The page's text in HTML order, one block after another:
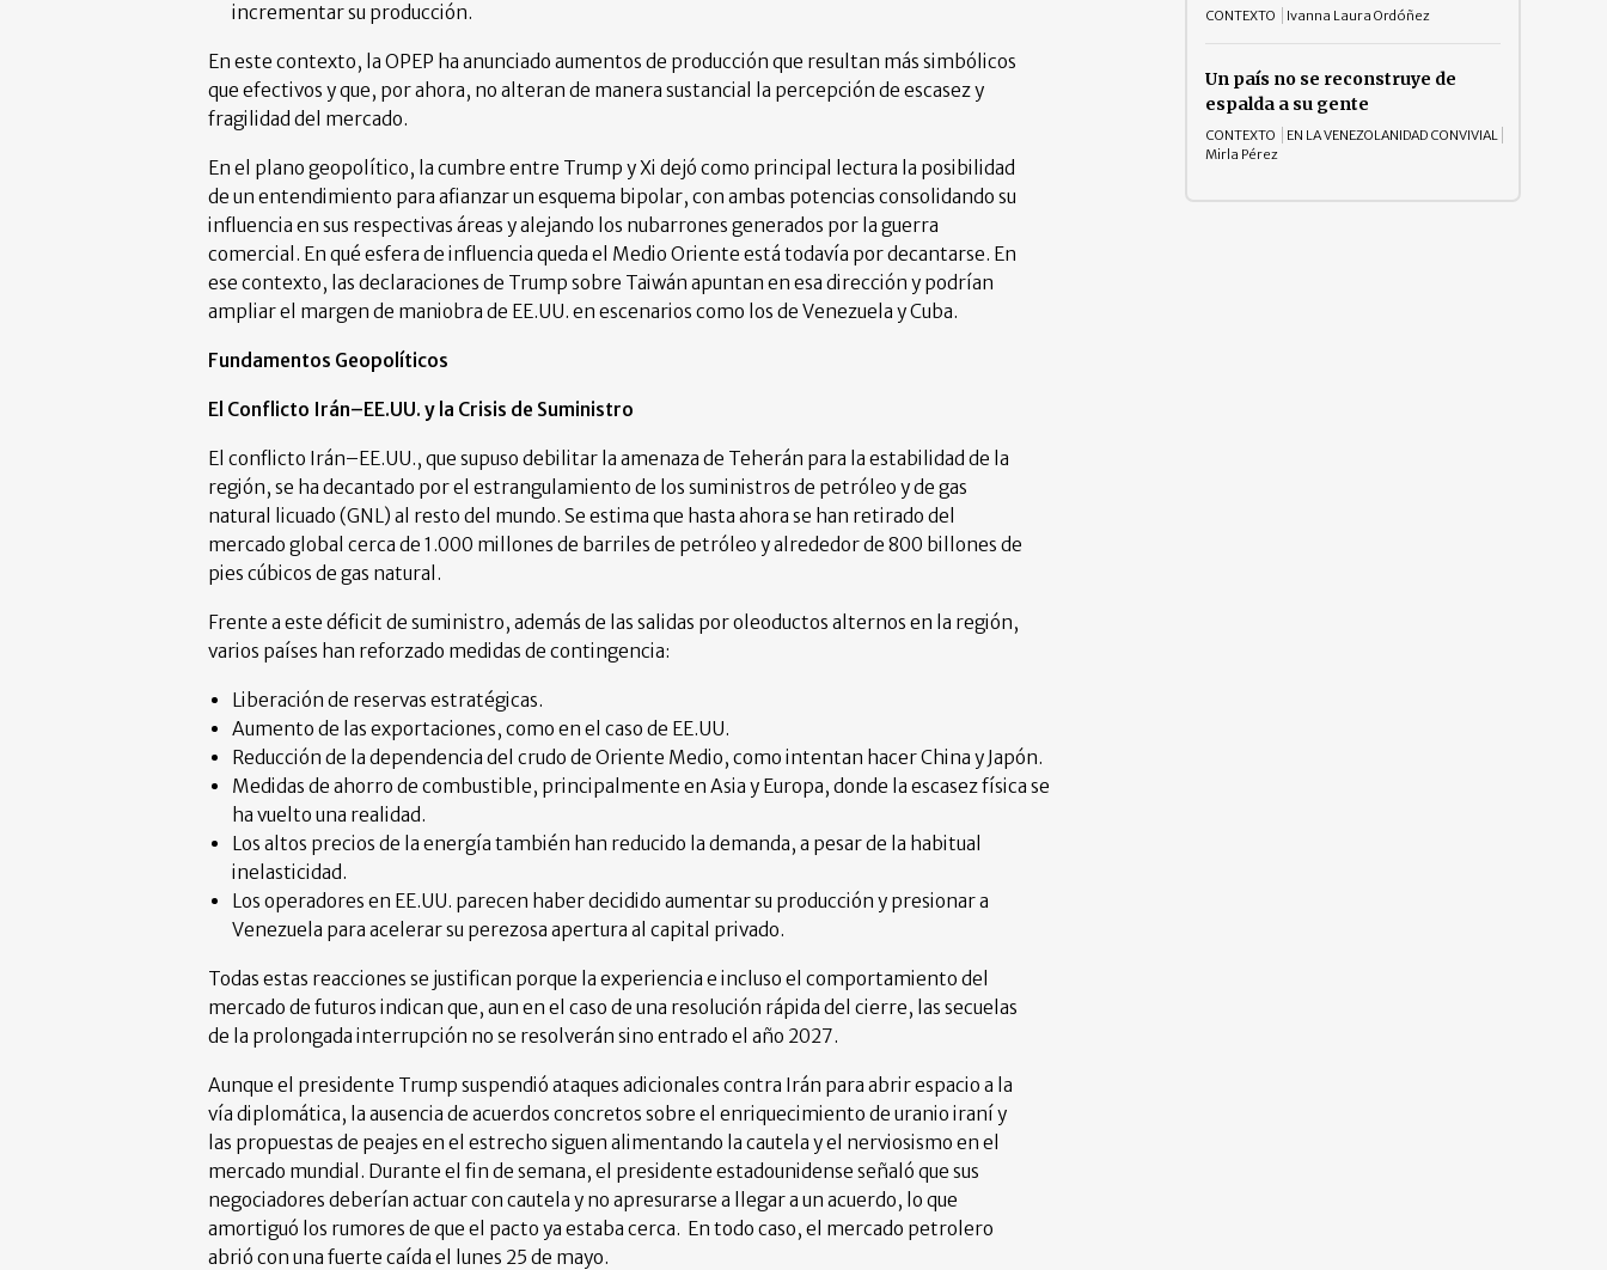
incrementar su producción.
En este contexto, la OPEP ha anunciado aumentos de producción que resultan más simbólicos
que efectivos y que, por ahora, no alteran de manera sustancial la percepción de escasez y
fragilidad del mercado.
En el plano geopolítico, la cumbre entre Trump y Xi dejó como principal lectura la posibilidad
de un entendimiento para afianzar un esquema bipolar, con ambas potencias consolidando su
influencia en sus respectivas áreas y alejando los nubarrones generados por la guerra
comercial. En qué esfera de influencia queda el Medio Oriente está todavía por decantarse. En
ese contexto, las declaraciones de Trump sobre Taiwán apuntan en esa dirección y podrían
ampliar el margen de maniobra de EE.UU. en escenarios como los de Venezuela y Cuba.
Fundamentos Geopolíticos
El Conflicto Irán–EE.UU. y la Crisis de Suministro
El conflicto Irán–EE.UU., que supuso debilitar la amenaza de Teherán para la estabilidad de la
región, se ha decantado por el estrangulamiento de los suministros de petróleo y de gas
natural licuado (GNL) al resto del mundo. Se estima que hasta ahora se han retirado del
mercado global cerca de 1.000 millones de barriles de petróleo y alrededor de 800 billones de
pies cúbicos de gas natural.
Frente a este déficit de suministro, además de las salidas por oleoductos alternos en la región,
varios países han reforzado medidas de contingencia:
Liberación de reservas estratégicas.
Aumento de las exportaciones, como en el caso de EE.UU.
Reducción de la dependencia del crudo de Oriente Medio, como intentan hacer China y Japón.
Medidas de ahorro de combustible, principalmente en Asia y Europa, donde la escasez física se
ha vuelto una realidad.
Los altos precios de la energía también han reducido la demanda, a pesar de la habitual
inelasticidad.
Los operadores en EE.UU. parecen haber decidido aumentar su producción y presionar a
Venezuela para acelerar su perezosa apertura al capital privado.
Todas estas reacciones se justifican porque la experiencia e incluso el comportamiento del
mercado de futuros indican que, aun en el caso de una resolución rápida del cierre, las secuelas
de la prolongada interrupción no se resolverán sino entrado el año 2027.
Aunque el presidente Trump suspendió ataques adicionales contra Irán para abrir espacio a la
vía diplomática, la ausencia de acuerdos concretos sobre el enriquecimiento de uranio iraní y
las propuestas de peajes en el estrecho siguen alimentando la cautela y el nerviosismo en el
mercado mundial. Durante el fin de semana, el presidente estadounidense señaló que sus
negociadores deberían actuar con cautela y no apresurarse a llegar a un acuerdo, lo que
amortiguó los rumores de que el pacto ya estaba cerca. En todo caso, el mercado petrolero
abrió con una fuerte caída el lunes 25 de mayo.
CONTEXTO Ivanna Laura Ordóñez
Un país no se reconstruye de
espalda a su gente
CONTEXTO
EN LA VENEZOLANIDAD CONVIVIAL
Mirla Pérez